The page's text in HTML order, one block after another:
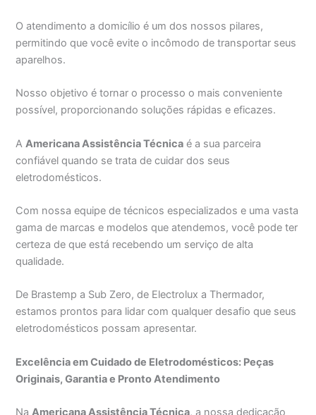
O atendimento a domicílio é um dos nossos pilares,
permitindo que você evite o incômodo de transportar seus
aparelhos.
Nosso objetivo é tornar o processo o mais conveniente
possível, proporcionando soluções rápidas e eficazes.
A Americana Assistência Técnica é a sua parceira
confiável quando se trata de cuidar dos seus
eletrodomésticos.
Com nossa equipe de técnicos especializados e uma vasta
gama de marcas e modelos que atendemos, você pode ter
certeza de que está recebendo um serviço de alta
qualidade.
De Brastemp a Sub Zero, de Electrolux a Thermador,
estamos prontos para lidar com qualquer desafio que seus
eletrodomésticos possam apresentar.
Excelência em Cuidado de Eletrodomésticos: Peças
Originais, Garantia e Pronto Atendimento
NaAmericana Assistência Técnica, a nossa dedicação